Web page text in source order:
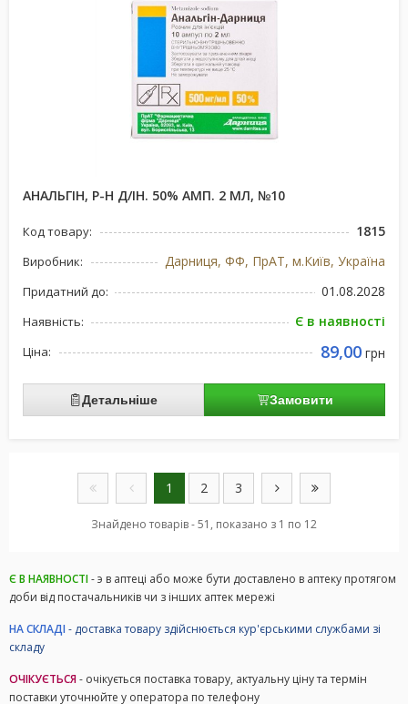
АНАЛЬГІН, Р-Н Д/ІН. 50% АМП. 2 МЛ, №10
Код товару: 1815
Виробник: Дарниця, ФФ, ПрАТ, м.Київ, Україна
Придатний до: 01.08.2028
Наявність: Є в наявності
Ціна: 89,00 грн
Детальніше Замовити
1 2 3
Знайдено товарів - 51, показано з 1 по 12
Є В НАЯВНОСТІ- э в аптеці або може бути доставлено в аптеку протягом
доби від постачальників чи з інших аптек мережі
НА СКЛАДІ- доставка товару здійснюється кур'єрськими службами зі
складу
ОЧІКУЄТЬСЯ- очікується поставка товару, актуальну ціну та термін
поставки уточнюйте у оператора по телефону